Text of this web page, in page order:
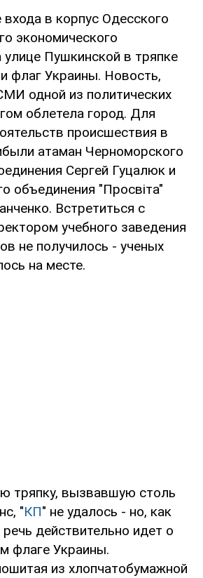
входа в корпус Одесского
экономического
улице Пушкинской в тряпке
флаг Украины. Новость,
одной из политических
облетела город. Для
происшествия в
атаман Черноморского
Сергей Гуцалюк и
объединения "Просвiта"
Встретиться с
учебного заведения
не получилось - ученых
на месте.
тряпку, вызвавшую столь
"КП" не удалось - но, как
действительно идет о
флаге Украины.
из хлопчатобумажной